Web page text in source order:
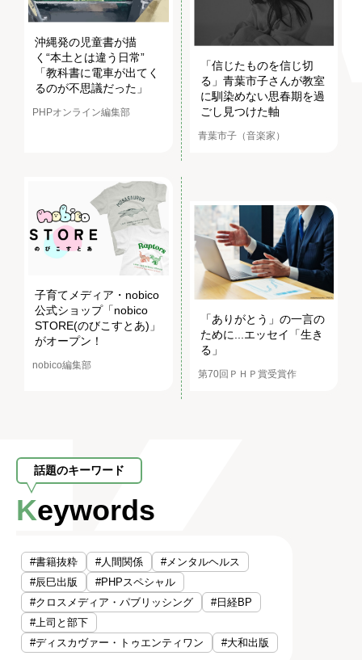
沖縄発の児童書が描
く“本土とは違う日常”
「教科書に電車が出てく
るのが不思議だった」
PHPオンライン編集部
「信じたものを信じ切
る」青葉市子さんが教室
に馴染めない思春期を過
ごし見つけた軸
青葉市子（音楽家）
子育てメディア・nobico
公式ショップ「nobico
STORE(のびこすとあ)」
がオープン！
nobico編集部
「ありがとう」の一言の
ために...エッセイ「生き
る」
第70回ＰＨＰ賞受賞作
話題のキーワード
Keywords
#書籍抜粋 #人間関係
#メンタルヘルス
#辰巳出版
#PHPスペシャル
#クロスメディア・パブリッシング
#日経BP
#上司と部下
#ディスカヴァー・トゥエンティワン
#大和出版